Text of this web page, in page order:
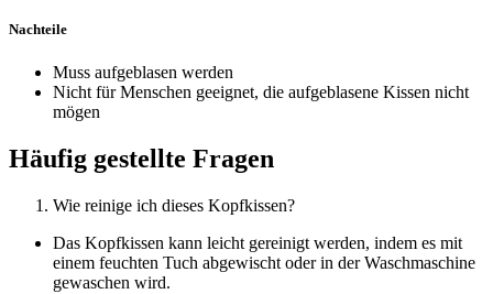
Nachteile
Muss aufgeblasen werden
Nicht für Menschen geeignet, die aufgeblasene Kissen nicht
mögen
Häufig gestellte Fragen
Wie reinige ich dieses Kopfkissen?
Das Kopfkissen kann leicht gereinigt werden, indem es mit
einem feuchten Tuch abgewischt oder in der Waschmaschine
gewaschen wird.